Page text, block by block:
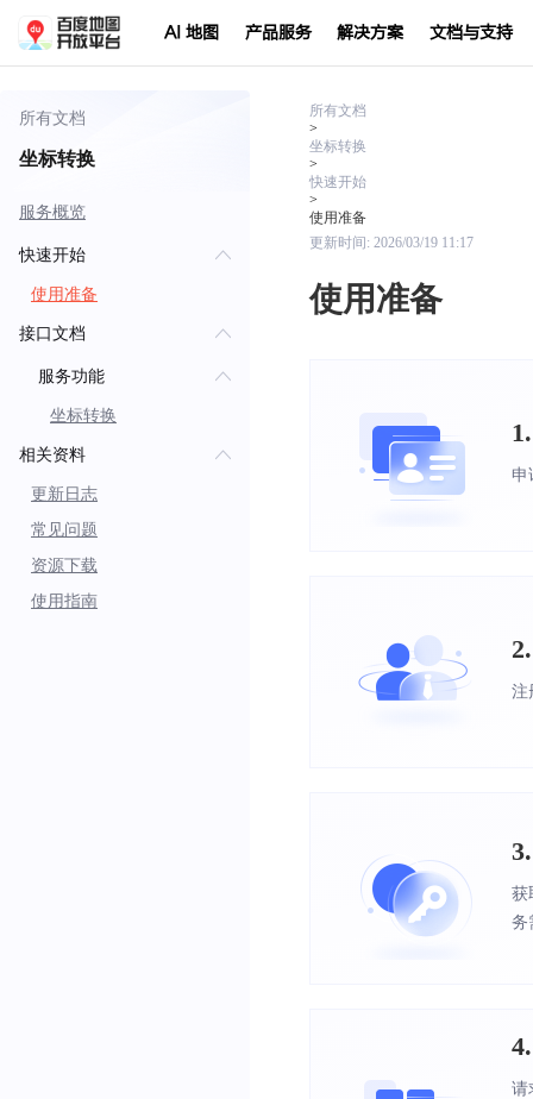
AI 地图 产品服务 解决方案 文档与支持
所有文档
坐标转换
服务概览
快速开始
使用准备
接口文档
服务功能
坐标转换
相关资料
更新日志
常见问题
资源下载
使用指南
所有文档
>
坐标转换
>
快速开始
>
使用准备
更新时间: 2026/03/19 11:17
使用准备
申
注
获
务
请